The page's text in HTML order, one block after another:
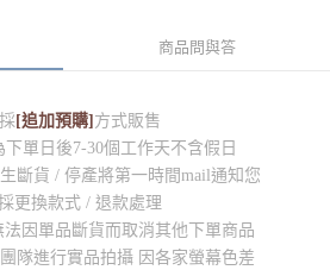
商品問與答
[追加預購]方式販售
單日後7-30個工作天不含假日
斷貨 / 停產將第一時間mail通知您
更換款式 / 退款處理
因單品斷貨而取消其他下單商品
隊進行實品拍攝 因各家螢幕色差